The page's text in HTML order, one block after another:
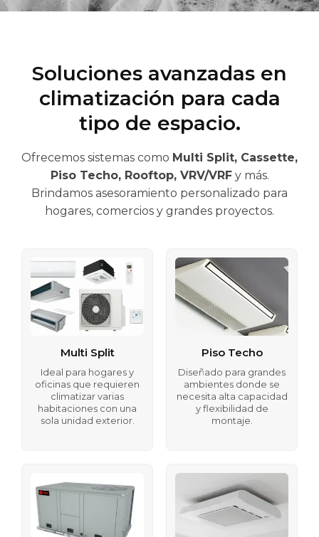
Soluciones avanzadas en
climatización para cada
tipo de espacio.
Ofrecemos sistemas como Multi Split, Cassette,
Piso Techo, Rooftop, VRV/VRFy más.
Brindamos asesoramiento personalizado para
hogares, comercios y grandes proyectos.
Multi Split
Ideal para hogares y
oficinas que requieren
climatizar varias
habitaciones con una
sola unidad exterior.
Piso Techo
Diseñado para grandes
ambientes donde se
necesita alta capacidad
y flexibilidad de
montaje.